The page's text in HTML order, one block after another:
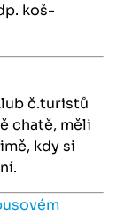
koš-
č.turistů
chatě, měli
kdy si